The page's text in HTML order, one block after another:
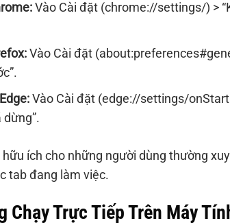
Vào Cài đặt (chrome://settings/) >
Vào Cài đặt
Vào Cài đặt (edge://settings/
dừng”.
ích cho những người dùng thường
tab đang làm việc.
Chạy Trực Tiếp Trên Máy